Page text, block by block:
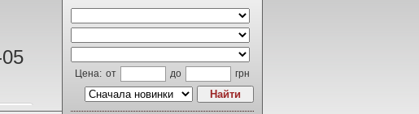
Цена: от до грн